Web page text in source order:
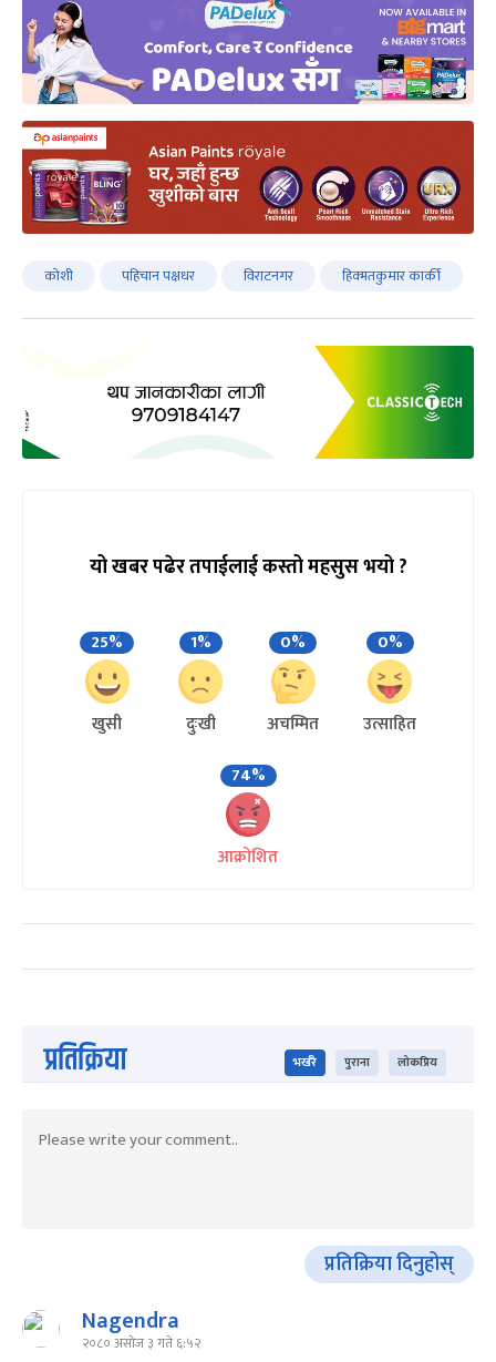
कोशी पहिचान पक्षधर विराटनगर हिक्मतकुमार कार्की
यो खबर पढेर तपाईलाई कस्तो महसुस भयो ?
25%
खुसी
1%
दुःखी
0%
अचम्मित
0%
उत्साहित
74%
आक्रोशित
प्रतिक्रिया भर्खरै पुराना लोकप्रिय
प्रतिक्रिया दिनुहोस्
Nagendra
२०८० असोज ३ गते ६:५२